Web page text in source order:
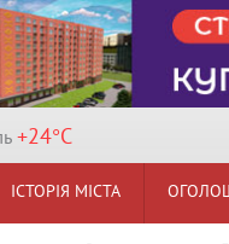
+24°C
ІСТОРІЯ МІСТА